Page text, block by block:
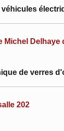
Michel Delhaye
de verres
202